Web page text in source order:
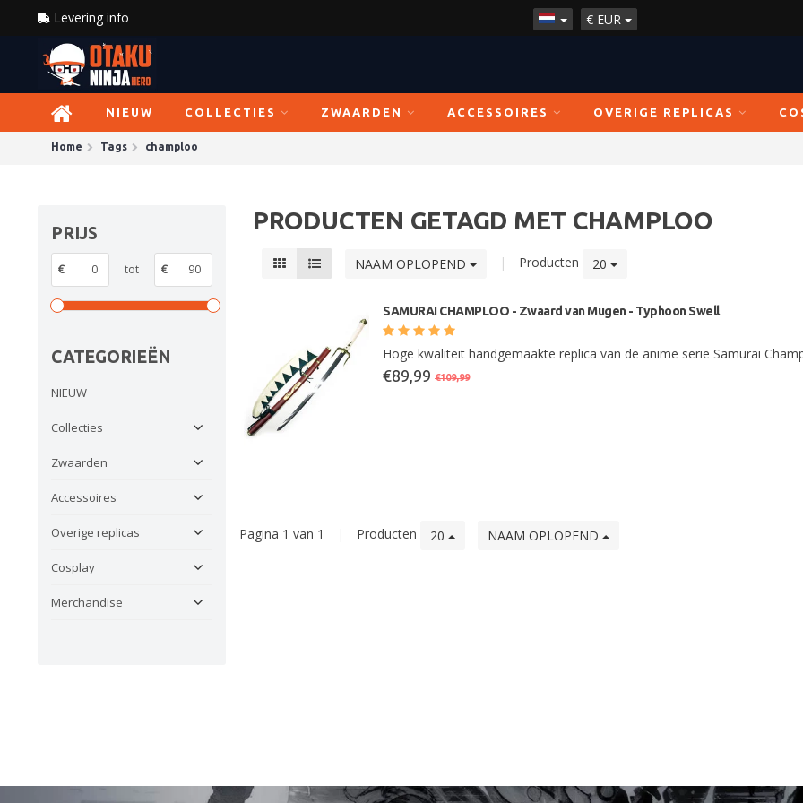
Levering info € EUR
NIEUW COLLECTIES ZWAARDEN ACCESSOIRES OVERIGE REPLICAS
Home Tags champloo
PRIJS
€ tot €
CATEGORIEËN
NIEUW
Collecties
Zwaarden
Accessoires
Overige replicas
Cosplay
Merchandise
PRODUCTEN GETAGD MET CHAMPLOO
NAAM OPLOPEND | Producten 20
SAMURAI CHAMPLOO - Zwaard van Mugen - Typhoon Swell
Hoge kwaliteit handgemaakte replica van de anime serie Samurai
€89,99 €109,99
Pagina 1 van 1 | Producten 20 NAAM OPLOPEND